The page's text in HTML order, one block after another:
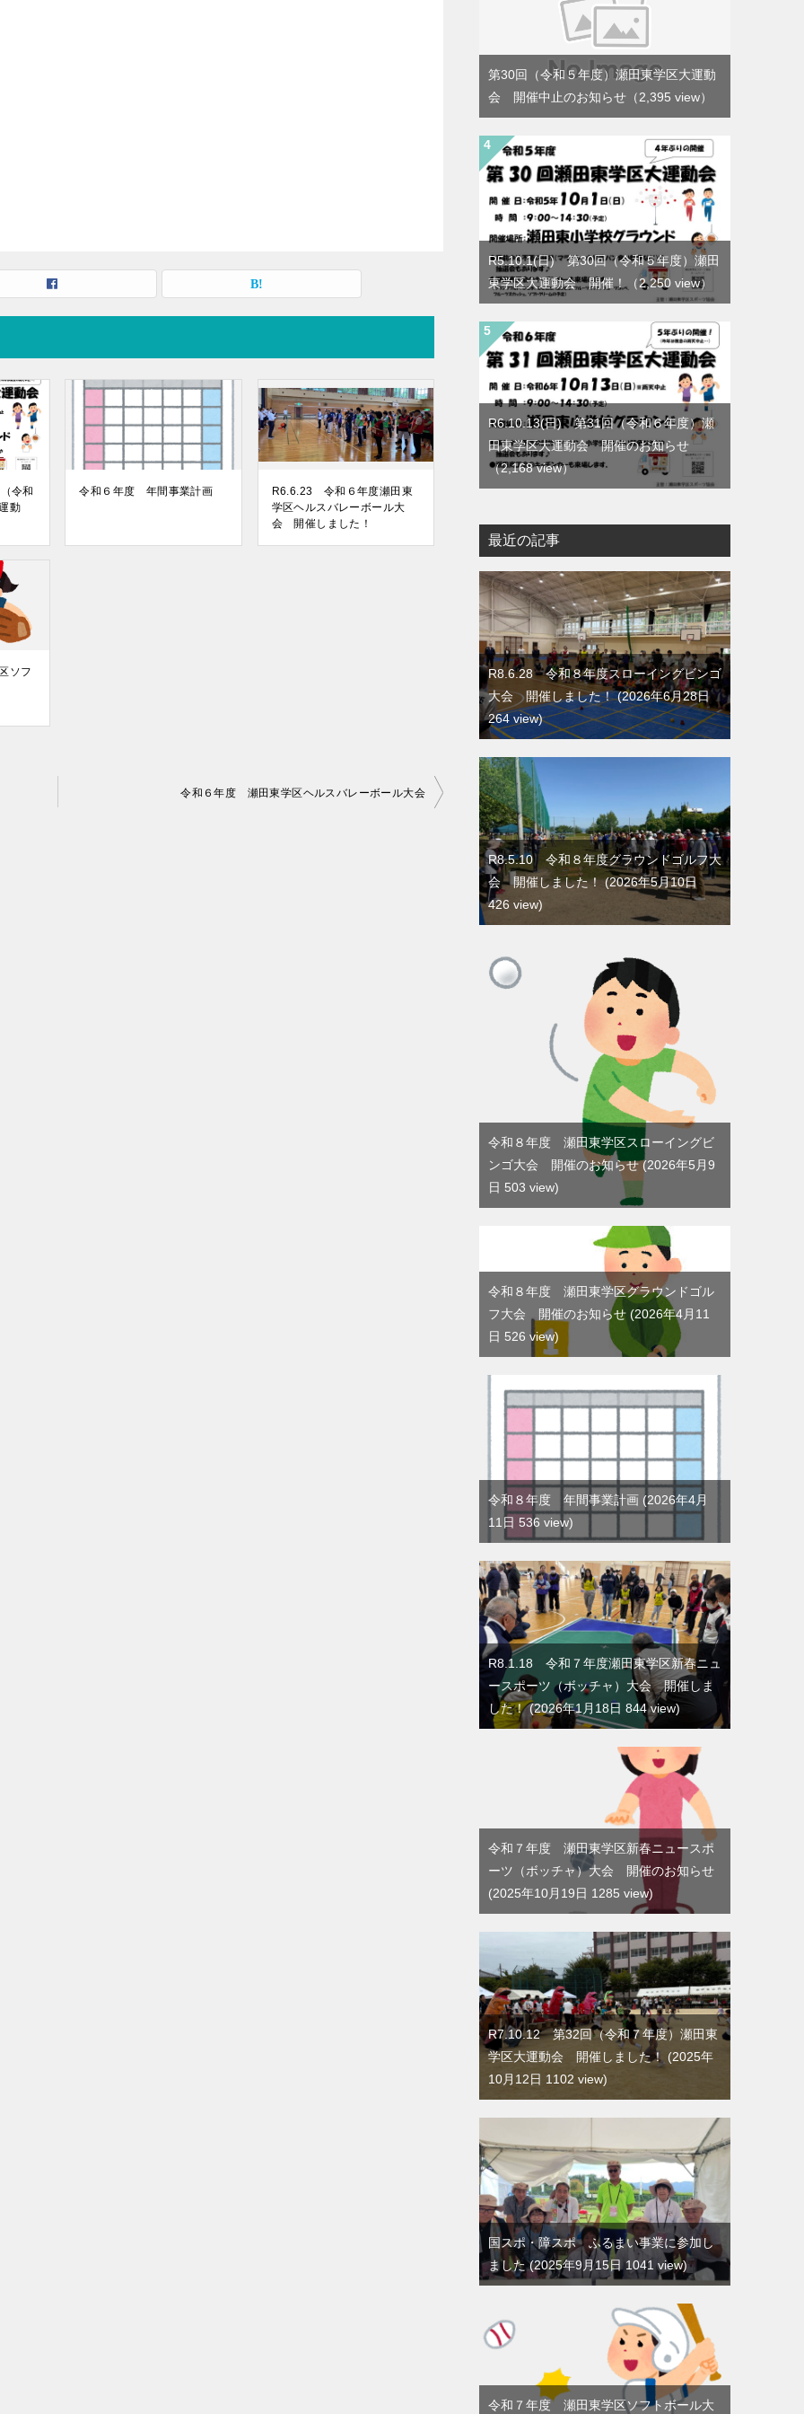
令和
動
令和６年度 年間事業計画
R6.6.23 令和６年度瀬田東
学区ヘルスバレーボール大
会 開催しました！
ソフ
令和６年度 瀬田東学区ヘルスバレーボール大会
第30回（令和５年度）瀬田東学区大運動
会 開催中止のお知らせ （2,395 view）
R5.10.1(日) 第30回（令和５年度）瀬田
東学区大運動会 開催！
（2,250 view）
R6.10.13(日) 第31回（令和６年度）瀬
田東学区大運動会 開催のお知らせ
（2,168 view）
最近の記事
R8.6.28 令和８年度スローイングビンゴ
大会 開催しました！ 2026年6月28日
264 view
R8.5.10 令和８年度グラウンドゴルフ大
会 開催しました！ 2026年5月10日
426 view
令和８年度 瀬田東学区スローイングビ
ンゴ大会 開催のお知らせ
2026年5月9
日 503 view
令和８年度 瀬田東学区グラウンドゴル
フ大会 開催のお知らせ 2026年4月11
日 526 view
令和８年度 年間事業計画
2026年4月
11日 536 view
R8.1.18 令和７年度瀬田東学区新春ニュ
ースポーツ（ボッチャ）大会 開催しま
した！ 2026年1月18日 844 view
令和７年度 瀬田東学区新春ニュースポ
ーツ（ボッチャ）大会 開催のお知らせ
2025年10月19日 1285 view
R7.10.12 第32回（令和７年度）瀬田東
学区大運動会 開催しました！
2025年
10月12日 1102 view
国スポ・障スポ ふるまい事業に参加し
ました
2025年9月15日 1041 view
令和７年度 瀬田東学区ソフトボール大